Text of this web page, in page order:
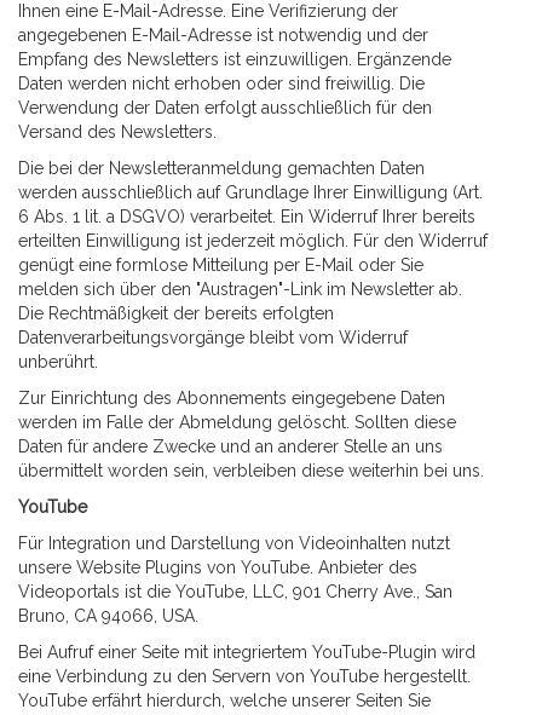
Ihnen eine E-Mail-Adresse. Eine Verifizierung der
angegebenen E-Mail-Adresse ist notwendig und der
Empfang des Newsletters ist einzuwilligen. Ergänzende
Daten werden nicht erhoben oder sind freiwillig. Die
Verwendung der Daten erfolgt ausschließlich für den
Versand des Newsletters.
Die bei der Newsletteranmeldung gemachten Daten
werden ausschließlich auf Grundlage Ihrer Einwilligung (Art.
6 Abs. 1 lit. a DSGVO) verarbeitet. Ein Widerruf Ihrer bereits
erteilten Einwilligung ist jederzeit möglich. Für den Widerruf
genügt eine formlose Mitteilung per E-Mail oder Sie
melden sich über den "Austragen"-Link im Newsletter ab.
Die Rechtmäßigkeit der bereits erfolgten
Datenverarbeitungsvorgänge bleibt vom Widerruf
unberührt.
Zur Einrichtung des Abonnements eingegebene Daten
werden im Falle der Abmeldung gelöscht. Sollten diese
Daten für andere Zwecke und an anderer Stelle an uns
übermittelt worden sein, verbleiben diese weiterhin bei uns.
YouTube
Für Integration und Darstellung von Videoinhalten nutzt
unsere Website Plugins von YouTube. Anbieter des
Videoportals ist die YouTube, LLC, 901 Cherry Ave., San
Bruno, CA 94066, USA.
Bei Aufruf einer Seite mit integriertem YouTube-Plugin wird
eine Verbindung zu den Servern von YouTube hergestellt.
YouTube erfährt hierdurch, welche unserer Seiten Sie